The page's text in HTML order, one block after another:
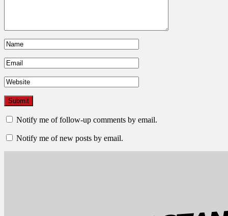
Notify me of follow-up comments by email.
Notify me of new posts by email.